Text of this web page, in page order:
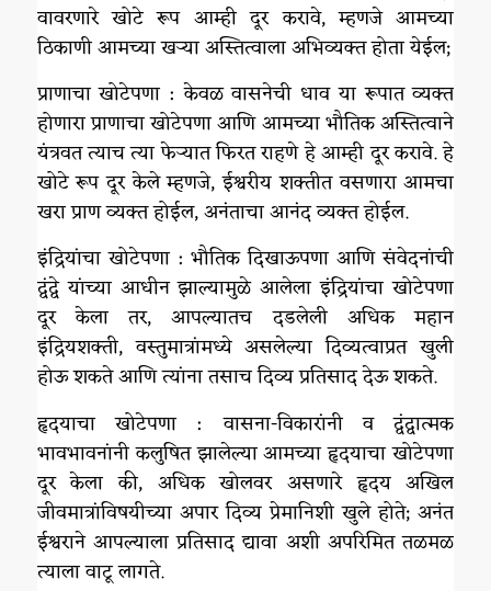
वावरणारे खोटे रूप आम्ही दूर करावे, म्हणजे आमच्या
ठिकाणी आमच्या खऱ्या अस्तित्वाला अभिव्यक्त होता येईल;
प्राणाचा खोटेपणा : केवळ वासनेची धाव या रूपात व्यक्त
होणारा प्राणाचा खोटेपणा आणि आमच्या भौतिक अस्तित्वाने
यंत्रवत त्याच त्या फेऱ्यात फिरत राहणे हे आम्ही दूर करावे. हे
खोटे रूप दूर केले म्हणजे, ईश्वरीय शक्तीत वसणारा आमचा
खरा प्राण व्यक्त होईल, अनंताचा आनंद व्यक्त होईल.
इंद्रियांचा खोटेपणा : भौतिक दिखाऊपणा आणि संवेदनांची
द्वंद्वे यांच्या आधीन झाल्यामुळे आलेला इंद्रियांचा खोटेपणा
दूर केला तर, आपल्यातच दडलेली अधिक महान
इंद्रियशक्ती, वस्तुमात्रांमध्ये असलेल्या दिव्यत्वाप्रत खुली
होऊ शकते आणि त्यांना तसाच दिव्य प्रतिसाद देऊ शकते.
हृदयाचा खोटेपणा : वासना-विकारांनी व द्वंद्वात्मक
भावभावनांनी कलुषित झालेल्या आमच्या हृदयाचा खोटेपणा
दूर केला की, अधिक खोलवर असणारे हृदय अखिल
जीवमात्रांविषयीच्या अपार दिव्य प्रेमानिशी खुले होते; अनंत
ईश्वराने आपल्याला प्रतिसाद द्यावा अशी अपरिमित तळमळ
त्याला वाटू लागते.